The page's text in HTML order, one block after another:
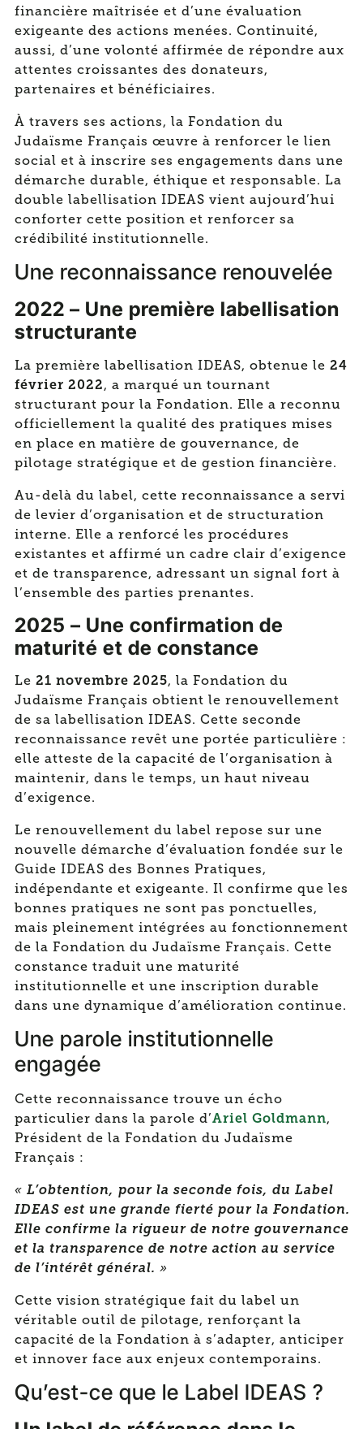
financière maîtrisée et d’une évaluation
exigeante des actions menées. Continuité,
aussi, d’une volonté affirmée de répondre aux
attentes croissantes des donateurs,
partenaires et bénéficiaires.
À travers ses actions, la Fondation du
Judaïsme Français œuvre à renforcer le lien
social et à inscrire ses engagements dans une
démarche durable, éthique et responsable. La
double labellisation IDEAS vient aujourd’hui
conforter cette position et renforcer sa
crédibilité institutionnelle.
Une reconnaissance renouvelée
2022 – Une première labellisation
structurante
La première labellisation IDEAS, obtenue le 24
février 2022, a marqué un tournant
structurant pour la Fondation. Elle a reconnu
officiellement la qualité des pratiques mises
en place en matière de gouvernance, de
pilotage stratégique et de gestion financière.
Au-delà du label, cette reconnaissance a servi
de levier d’organisation et de structuration
interne. Elle a renforcé les procédures
existantes et affirmé un cadre clair d’exigence
et de transparence, adressant un signal fort à
l’ensemble des parties prenantes.
2025 – Une confirmation de
maturité et de constance
Le 21 novembre 2025, la Fondation du
Judaïsme Français obtient le renouvellement
de sa labellisation IDEAS. Cette seconde
reconnaissance revêt une portée particulière :
elle atteste de la capacité de l’organisation à
maintenir, dans le temps, un haut niveau
d’exigence.
Le renouvellement du label repose sur une
nouvelle démarche d’évaluation fondée sur le
Guide IDEAS des Bonnes Pratiques,
indépendante et exigeante. Il confirme que les
bonnes pratiques ne sont pas ponctuelles,
mais pleinement intégrées au fonctionnement
de la Fondation du Judaïsme Français. Cette
constance traduit une maturité
institutionnelle et une inscription durable
dans une dynamique d’amélioration continue.
Une parole institutionnelle
engagée
Cette reconnaissance trouve un écho
particulier dans la parole d’Ariel Goldmann,
Président de la Fondation du Judaïsme
Français :
« L’obtention, pour la seconde fois, du Label
IDEAS est une grande fierté pour la Fondation.
Elle confirme la rigueur de notre gouvernance
et la transparence de notre action au service
de l’intérêt général. »
Cette vision stratégique fait du label un
véritable outil de pilotage, renforçant la
capacité de la Fondation à s’adapter, anticiper
et innover face aux enjeux contemporains.
Qu’est-ce que le Label IDEAS ?